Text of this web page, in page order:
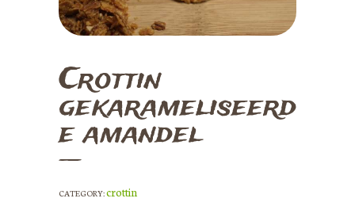
CONTACT
Crottin
gekarameliseerd
e amandel
CATEGORY:crottin